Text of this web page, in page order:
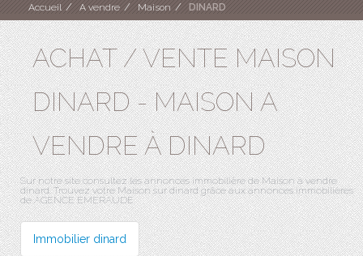
Accueil A vendre Maison DINARD
ACHAT / VENTE MAISON
DINARD - MAISON A
VENDRE À DINARD
Sur notre site consultez les annonces immobilière de Maison à vendre
dinard. Trouvez votre Maison sur dinard grâce aux annonces immobilières
de AGENCE EMERAUDE.
Immobilier dinard